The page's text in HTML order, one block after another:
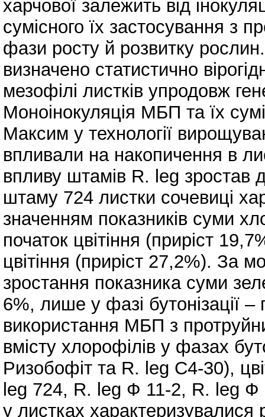
харчової залежить від
сумісного їх застосування з
фази росту й розвитку
визначено статистично
мезофілі листків упродовж
Моноінокуляція МБП та їх
Максим у технології
впливали на накопичення в
впливу штамів R. leg зростав
штаму 724 листки сочевиці
значенням показників суми
початок цвітіння (приріст
цвітіння (приріст 27,2%). За
зростання показника суми
6%, лише у фазі бутонізації –
використання МБП з
вмісту хлорофілів у фазах
Ризобофіт та R. leg C4-30),
leg 724, R. leg Ф 11-2, R. leg
у листках